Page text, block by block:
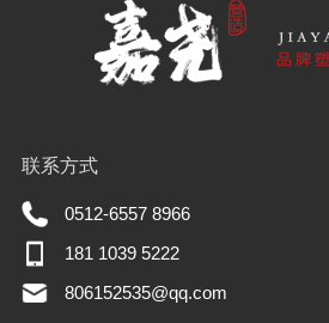
联系方式
0512-6557 8966
181 1039 5222
806152535@qq.com